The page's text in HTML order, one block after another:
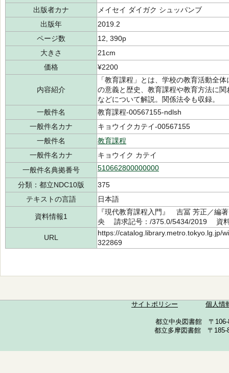
出版者カナ
メイセイ ダイガク シュッパンブ
出版年
2019.2
ページ数
12, 390p
大きさ
21cm
価格
¥2200
内容紹介
「教育課程」とは、学校の教育活動全
の意義と歴史、教育課程や教育方法に
などについて解説。関係法令も収録。
一般件名
教育課程-00567155-ndlsh
一般件名カナ
キョウイクカテイ-00567155
一般件名
教育課程
一般件名カナ
キョウイク カテイ
一般件名典拠番号
510662800000000
分類：都立NDC10版
375
テキストの言語
日本語
資料情報1
『現代教育課程入門』 吉冨 芳正／
央 請求記号：/375.0/5434/2019 資料
URL
https://catalog.library.metro.tokyo.lg.jp/
322869
サイトポリシー 個人情
都立中央図書館 〒
都立多摩図書館 〒185-